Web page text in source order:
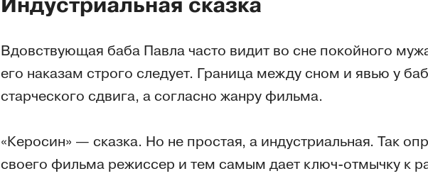
Вдовствующая баба Павла часто видит во сне покойного
его наказам строго следует. Граница между сном и явью у
старческого сдвига, а согласно жанру фильма.
«Керосин» — сказка. Но не простая, а индустриальная. Так
своего фильма режиссер и тем самым дает ключ-отмычку к